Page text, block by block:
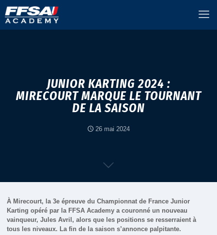
JUNIOR KARTING 2024 :
MIRECOURT MARQUE LE TOURNANT
DE LA SAISON
26 mai 2024
À Mirecourt, la 3e épreuve du Championnat de France Junior
Karting opéré par la FFSA Academy a couronné un nouveau
vainqueur, Jules Avril, alors que les positions se resserraient à
tous les niveaux. La fin de la saison s’annonce palpitante.